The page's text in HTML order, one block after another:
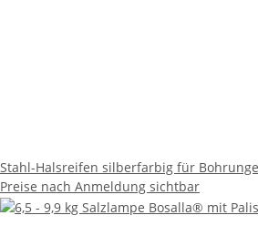
Stahl-Halsreifen silberfarbig für
Preise nach Anmeldung sichtbar